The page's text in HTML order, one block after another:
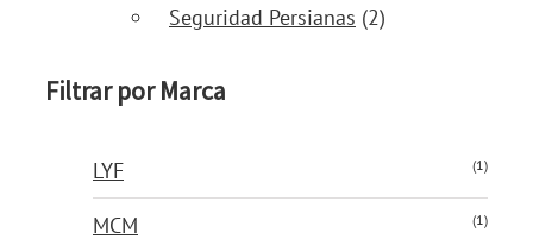
Seguridad Persianas (2)
Filtrar por Marca
LYF (1)
MCM (1)